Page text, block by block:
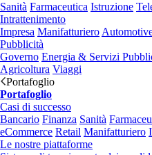
Sanità Farmaceutica Istruzione
Intrattenimento
Impresa Manifatturiero
Pubblicità
Governo Energia & Servizi
Agricoltura Viaggi
Portafoglio
Portafoglio
Casi di successo
Bancario Finanza Sanità
eCommerce Retail Manifatturiero
Le nostre piattaforme